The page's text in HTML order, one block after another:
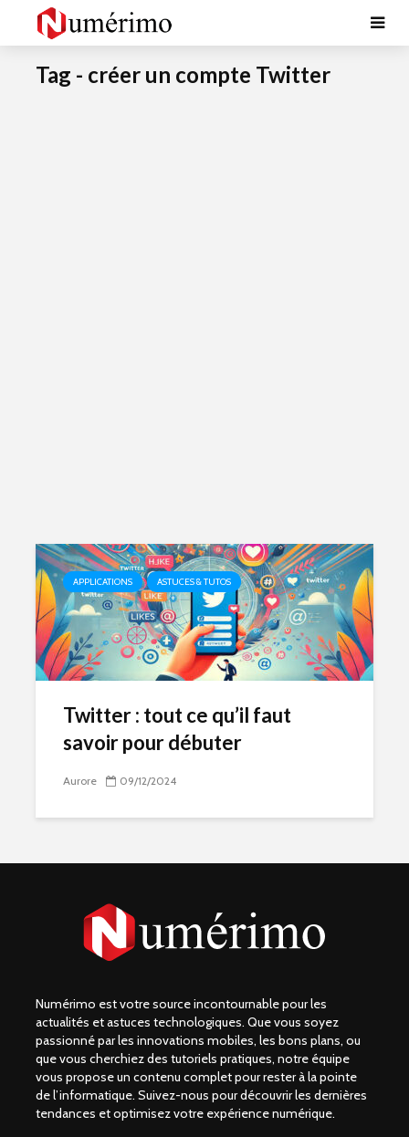
Tag - créer un compte Twitter
APPLICATIONS ASTUCES & TUTOS
Twitter : tout ce qu’il faut
savoir pour débuter
Aurore 09/12/2024
Numérimo est votre source incontournable pour les
actualités et astuces technologiques. Que vous soyez
passionné par les innovations mobiles, les bons plans, ou
que vous cherchiez des tutoriels pratiques, notre équipe
vous propose un contenu complet pour rester à la pointe
de l’informatique. Suivez-nous pour découvrir les dernières
tendances et optimisez votre expérience numérique.